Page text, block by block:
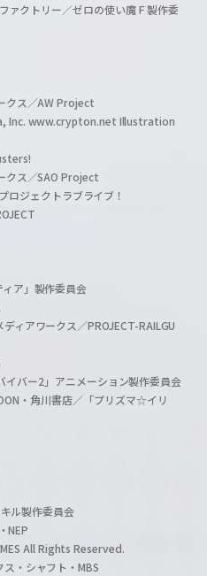
ァクトリー／ゼロの使い魔Ｆ製作委
クス／AW Project
Inc. www.crypton.net Illustration
クス／SAO Project
ジェクトラブライブ！
ア」製作委員会
ィアワークス／PROJECT-RAILGU
バー2」アニメーション製作委員会
・角川書店／「プリズマ☆イリ
ル製作委員会
NEP
All Rights Reserved.
・シャフト・MBS